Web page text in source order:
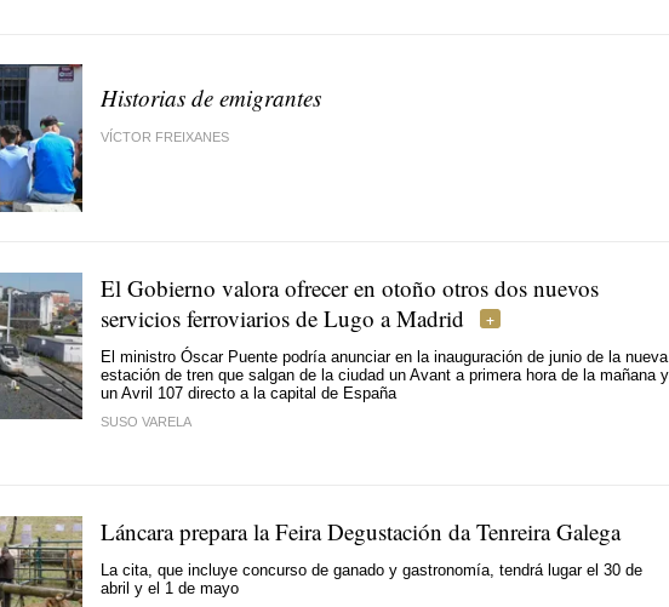
Historias de emigrantes
VÍCTOR FREIXANES
El Gobierno valora ofrecer en otoño otros dos nuevos
servicios ferroviarios de Lugo a Madrid
El ministro Óscar Puente podría anunciar en la inauguración de junio de la nueva
estación de tren que salgan de la ciudad un Avant a primera hora de la mañana y
un Avril 107 directo a la capital de España
SUSO VARELA
Láncara prepara la Feira Degustación da Tenreira Galega
La cita, que incluye concurso de ganado y gastronomía, tendrá lugar el 30 de
abril y el 1 de mayo